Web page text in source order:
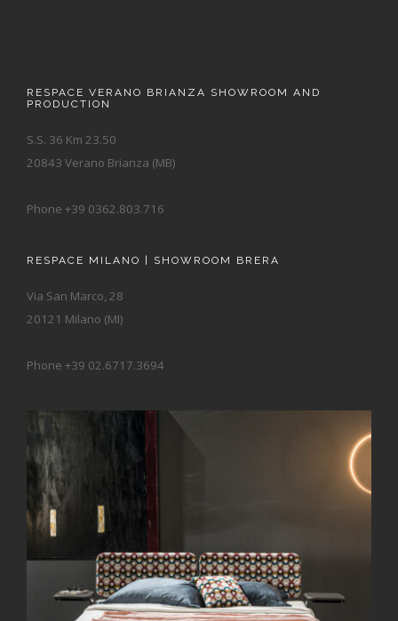
RESPACE VERANO BRIANZA SHOWROOM AND
PRODUCTION
S.S. 36 Km 23.50
20843 Verano Brianza (MB)
Phone +39 0362.803.716
RESPACE MILANO | SHOWROOM BRERA
Via San Marco, 28
20121 Milano (MI)
Phone +39 02.6717.3694